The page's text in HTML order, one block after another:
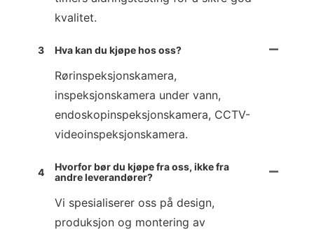
kvalitet.
3 Hva kan du kjøpe hos oss?
Rørinspeksjonskamera,
inspeksjonskamera under vann,
endoskopinspeksjonskamera, CCTV-
videoinspeksjonskamera.
4
Hvorfor bør du kjøpe fra oss, ikke fra
andre leverandører?
Vi spesialiserer oss på design,
produksjon og montering av